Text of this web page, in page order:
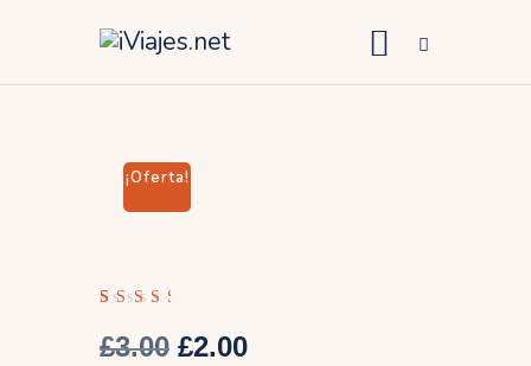
America
Asia
Oceanía
¡Oferta!
rado
con
£3.00 El
£2.00